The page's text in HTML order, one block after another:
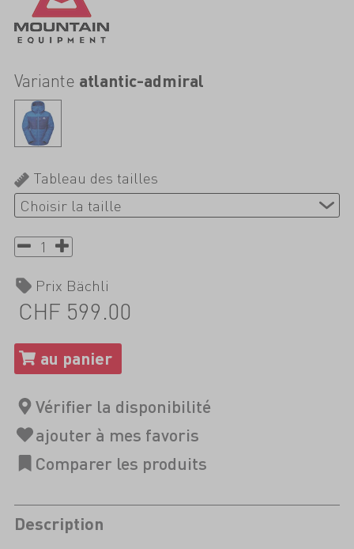
Variante atlantic-admiral
Tableau des tailles
Prix Bächli
CHF 599.00
Description